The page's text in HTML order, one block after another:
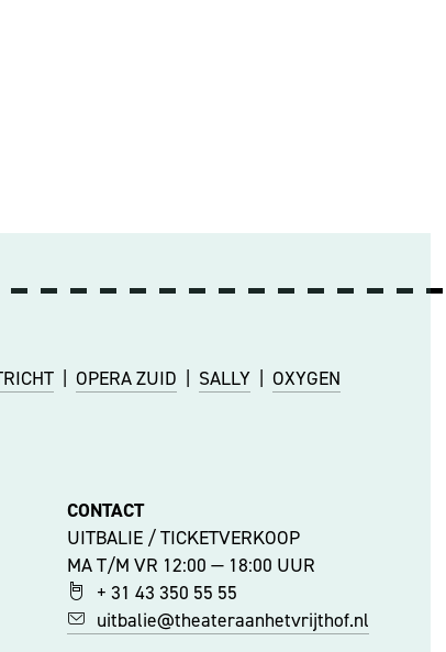
| OPERA ZUID | SALLY | OXYGEN
CONTACT
UITBALIE / TICKETVERKOOP
MA T/M VR 12:00 — 18:00 UUR
+ 31 43 350 55 55
uitbalie@theateraanhetvrijthof.nl